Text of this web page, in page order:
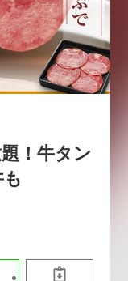
ー
ノベーションを
投資される事業の
！牛タン